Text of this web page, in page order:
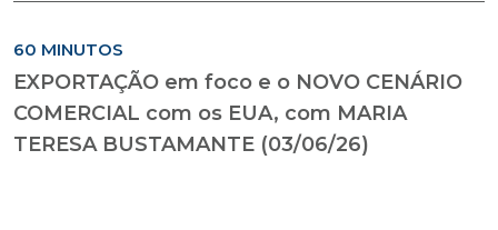
60 MINUTOS
EXPORTAÇÃO em foco e o NOVO CENÁRIO
COMERCIAL com os EUA, com MARIA
TERESA BUSTAMANTE (03/06/26)